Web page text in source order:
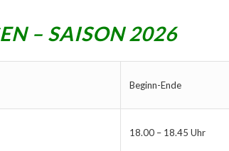
– SAISON 2026
Beginn-Ende
18.00 – 18.45 Uhr